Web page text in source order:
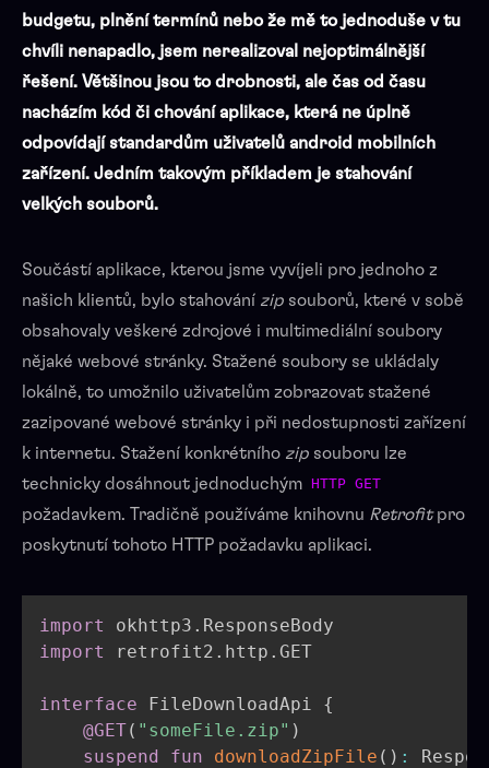
budgetu, plnění termínů nebo že mě to jednoduše v tu
chvíli nenapadlo, jsem nerealizoval nejoptimálnější
řešení. Většinou jsou to drobnosti, ale čas od času
nacházím kód či chování aplikace, která ne úplně
odpovídají standardům uživatelů android mobilních
zařízení. Jedním takovým příkladem je stahování
velkých souborů.
Součástí aplikace, kterou jsme vyvíjeli pro jednoho z
našich klientů, bylo stahování zip souborů, které v sobě
obsahovaly veškeré zdrojové i multimediální soubory
nějaké webové stránky. Stažené soubory se ukládaly
lokálně, to umožnilo uživatelům zobrazovat stažené
zazipované webové stránky i při nedostupnosti zařízení
k internetu. Stažení konkrétního zip souboru lze
technicky dosáhnout jednoduchým HTTP GET
požadavkem. Tradičně používáme knihovnu Retrofitpro
poskytnutí tohoto HTTP požadavku aplikaci.
import okhttp3 .
import
retrofit2 . http . GET
interface FileDownloadApi {
@GET( "someFile.zip" )
suspend
fun downloadZipFile ( ) :